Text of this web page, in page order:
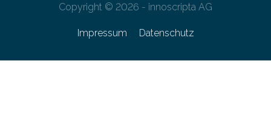
Copyright © 2026 - innoscripta AG
Impressum Datenschutz